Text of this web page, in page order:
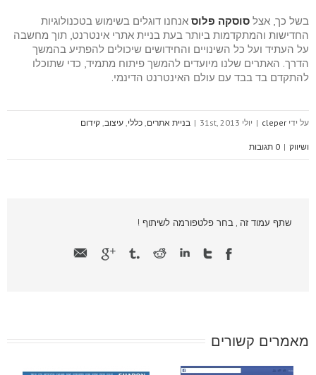
בשל כך, אצל סוסקה פלוסאנחנו דוגלים בשימוש בטכנולוגיות
החדישות והמתקדמות ביותר בעת בניית אתרי אינטרנט, תוך מחשבה
על העתיד ועל כל השינויים והחידושים שיכולים להפתיע בהמשך
הדרך. האתרים שלנו מיועדים להמשך פיתוח מתמיד, כדי שתוכלו
להתקדם בד בבד עם עולם האינטרנט הדינמי.
על ידי cleper
| יולי 31st, 2013 | בניית אתרים, כללי, עיצוב, קידום
ושיווק | 0 תגובות
שתף עמוד זה , בחר פלטפורמה לשיתוף !
מאמרים קשורים